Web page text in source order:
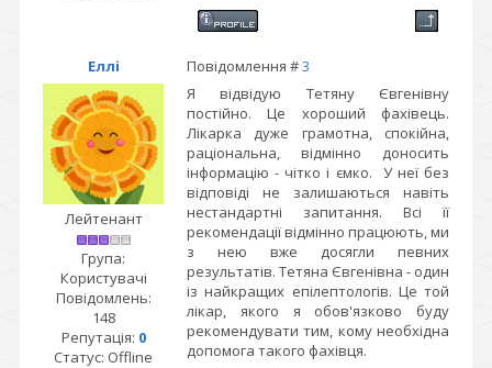
Еллі Повідомлення #3
Лейтенант
Група:
Користувачі
Повідомлень:
148
Репутація: 0
Статус: Offline
Я відвідую Тетяну Євгенівну
постійно. Це хороший фахівець.
Лікарка дуже грамотна, спокійна,
раціональна, відмінно доносить
інформацію - чітко і ємко. У неї без
відповіді не залишаються навіть
нестандартні запитання. Всі її
рекомендації відмінно працюють, ми
з нею вже досягли певних
результатів. Тетяна Євгенівна - один
із найкращих епілептологів. Це той
лікар, якого я обов'язково буду
рекомендувати тим, кому необхідна
допомога такого фахівця.